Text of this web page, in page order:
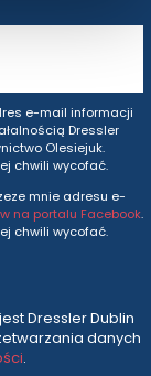
e-mail informacji
Dressler
Olesiejuk.
chwili wycofać.
mnie adresu e-
na portalu Facebook.
chwili wycofać.
Dressler Dublin
danych
.